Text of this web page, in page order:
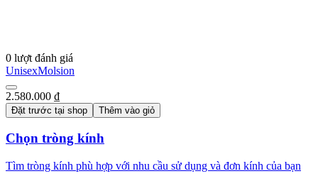
0 lượt đánh giá
UnisexMolsion
2.580.000 ₫
Đặt trước tại shop Thêm vào giỏ
Chọn tròng kính
Tìm tròng kính phù hợp với nhu cầu sử dụng và đơn kính của bạn